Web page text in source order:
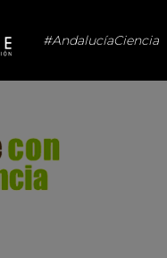
#AndalucíaCiencia